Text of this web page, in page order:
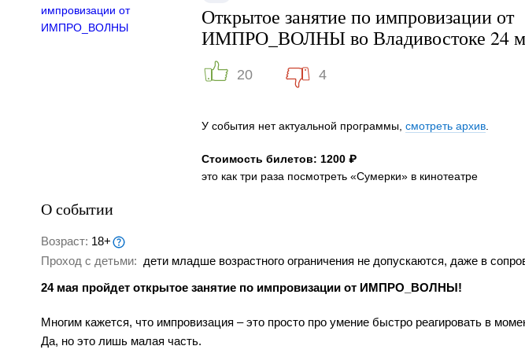
Открытое занятие по импровизации от
ИМПРО_ВОЛНЫ во Владивостоке 24
20 4
У события нет актуальной программы, смотреть архив
Стоимость билетов: 1200 ₽
это как три раза посмотреть «Сумерки» в кинотеатре
О событии
Возраст: 18+
Проход с детьми: дети младше возрастного ограничения не допускаются, даже в
24 мая пройдет открытое занятие по импровизации от ИМПРО_ВОЛНЫ!
Многим кажется, что импровизация – это просто про умение быстро реагировать в
Да, но это лишь малая часть.